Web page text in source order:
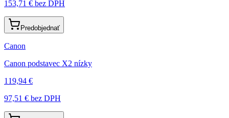
153,71 € bez DPH
Predobjednať
Canon
Canon podstavec X2 nízky
119,94 €
97,51 € bez DPH